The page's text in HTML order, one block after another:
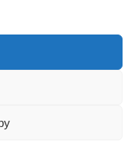
sídlo Zelný
soudu v Brně